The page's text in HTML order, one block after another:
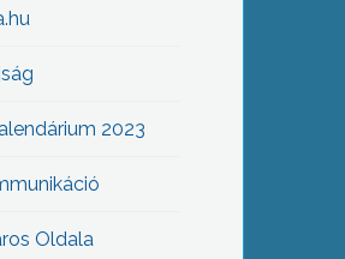
2023
Oldala